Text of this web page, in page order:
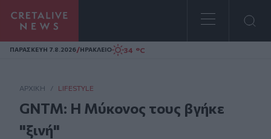
Homepage
ΠΑΡΑΣΚΕΥΗ 7.8.2026/ΗΡΑΚΛΕΙΟ 34 °C
ΑΡΧΙΚΗ / LIFESTYLE
GNTM: Η Μύκονος τους βγήκε
"ξινή"